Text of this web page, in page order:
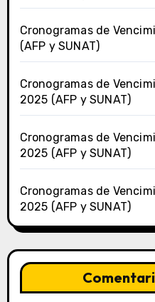
Cronogramas de
(AFP y SUNAT)
Cronogramas de
2025 (AFP y SUNAT)
Cronogramas de
2025 (AFP y SUNAT)
Cronogramas de
2025 (AFP y SUNAT)